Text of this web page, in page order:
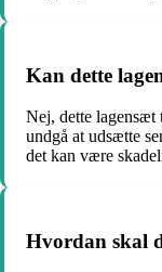
Kan dette
Nej, dette lagensæt
undgå at udsætte
det kan være
Hvordan skal